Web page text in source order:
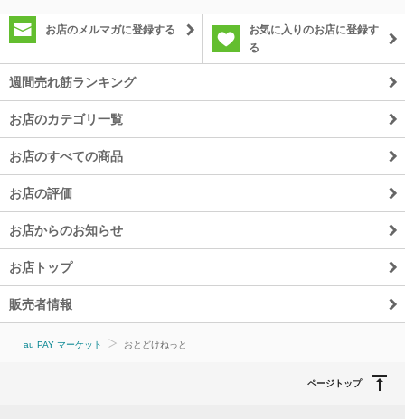
お店のメルマガに登録する
お気に入りのお店に登録す
る
週間売れ筋ランキング
お店のカテゴリ一覧
お店のすべての商品
お店の評価
お店からのお知らせ
お店トップ
販売者情報
au PAY マーケット おとどけねっと
ページトップ